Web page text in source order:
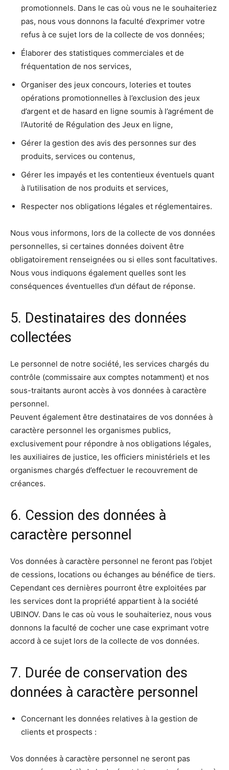
promotionnels. Dans le cas où vous ne le souhaiteriez
pas, nous vous donnons la faculté d’exprimer votre
refus à ce sujet lors de la collecte de vos données;
Élaborer des statistiques commerciales et de
fréquentation de nos services,
Organiser des jeux concours, loteries et toutes
opérations promotionnelles à l’exclusion des jeux
d’argent et de hasard en ligne soumis à l’agrément de
l’Autorité de Régulation des Jeux en ligne,
Gérer la gestion des avis des personnes sur des
produits, services ou contenus,
Gérer les impayés et les contentieux éventuels quant
à l’utilisation de nos produits et services,
Respecter nos obligations légales et réglementaires.
Nous vous informons, lors de la collecte de vos données
personnelles, si certaines données doivent être
obligatoirement renseignées ou si elles sont facultatives.
Nous vous indiquons également quelles sont les
conséquences éventuelles d’un défaut de réponse.
5. Destinataires des données
collectées
Le personnel de notre société, les services chargés du
contrôle (commissaire aux comptes notamment) et nos
sous-traitants auront accès à vos données à caractère
personnel.
Peuvent également être destinataires de vos données à
caractère personnel les organismes publics,
exclusivement pour répondre à nos obligations légales,
les auxiliaires de justice, les officiers ministériels et les
organismes chargés d’effectuer le recouvrement de
créances.
6. Cession des données à
caractère personnel
Vos données à caractère personnel ne feront pas l’objet
de cessions, locations ou échanges au bénéfice de tiers.
Cependant ces dernières pourront être exploitées par
les services dont la propriété appartient à la société
UBINOV. Dans le cas où vous le souhaiteriez, nous vous
donnons la faculté de cocher une case exprimant votre
accord à ce sujet lors de la collecte de vos données.
7. Durée de conservation des
données à caractère personnel
Concernant les données relatives à la gestion de
clients et prospects :
Vos données à caractère personnel ne seront pas